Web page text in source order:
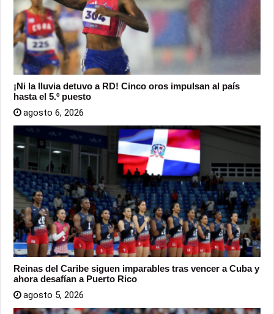
¡Ni la lluvia detuvo a RD! Cinco oros impulsan al país
hasta el 5.º puesto
agosto 6, 2026
Reinas del Caribe siguen imparables tras vencer a Cuba y
ahora desafían a Puerto Rico
agosto 5, 2026